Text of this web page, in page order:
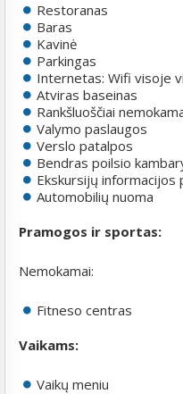
Restoranas
Baras
Kavinė
Parkingas
Internetas: Wifi visoje
Atviras baseinas
Rankšluoščiai
Valymo paslaugos
Verslo patalpos
Bendras poilsio
Ekskursijų informacijos
Automobilių nuoma
Pramogos ir sportas:
Nemokamai:
Fitneso centras
Vaikams:
Vaikų meniu